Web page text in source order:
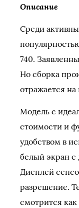
Описание
Среди
740.
Но сборка
отражается
Модель с
стоимости и
удобством в
белый экран с
Дисплей
разрешение.
смотрится